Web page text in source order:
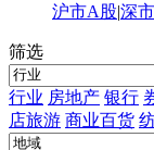
沪市A股|深
筛选
行业 房地产 银行
店旅游 商业百货